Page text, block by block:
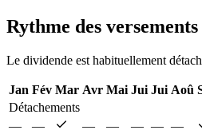
Rythme des versements
Le dividende est habituellement
Jan Fév Mar Avr Mai Jui Jui Aoû
Détachements
—
— — — — — —